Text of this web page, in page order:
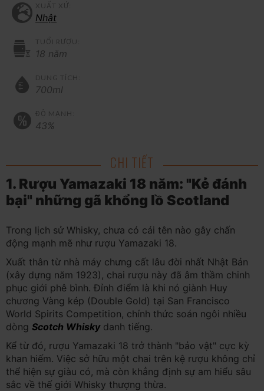
XUẤT XỨ:
Nhật
TUỔI RƯỢU:
18 năm
DUNG TÍCH:
700ml
ĐỘ MẠNH:
43%
CHI TIẾT
1. Rượu Yamazaki 18 năm: "Kẻ đánh
bại" những gã khổng lồ Scotland
Trong lịch sử Whisky, chưa có cái tên nào gây chấn
động mạnh mẽ như rượu Yamazaki 18.
Xuất thân từ nhà máy chưng cất lâu đời nhất Nhật Bản
(xây dựng năm 1923), chai rượu này đã âm thầm chinh
phục giới phê bình. Đỉnh điểm là khi nó giành Huy
chương Vàng kép (Double Gold) tại San Francisco
World Spirits Competition, chính thức soán ngôi nhiều
dòng Scotch Whiskydanh tiếng.
Kể từ đó, rượu Yamazaki 18 trở thành "bảo vật" cực kỳ
khan hiếm. Việc sở hữu một chai trên kệ rượu không chỉ
thể hiện sự giàu có, mà còn khẳng định sự am hiểu sâu
sắc về thế giới Whisky thượng thừa.